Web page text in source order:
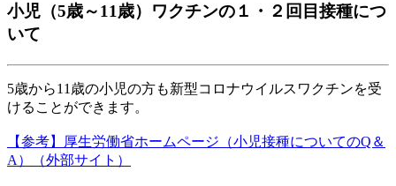
小児（5歳～11歳）ワクチンの１・２回目接種につ
いて
5歳から11 歳の小児の方も新型コロナウイルスワクチンを受
けることができます。
【参考】厚生労働省ホームページ（小児接種についてのQ＆
A）（外部サイト）